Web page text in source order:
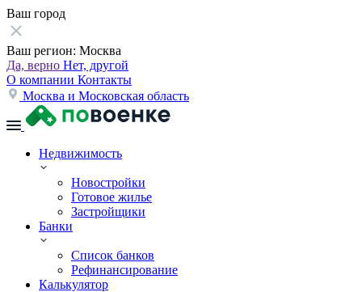
Ваш город
Ваш регион: Москва
Да, верно Нет, другой
О компании Контакты
Москва и Московская область
Недвижимость
Новостройки
Готовое жилье
Застройщики
Банки
Список банков
Рефинансирование
Калькулятор